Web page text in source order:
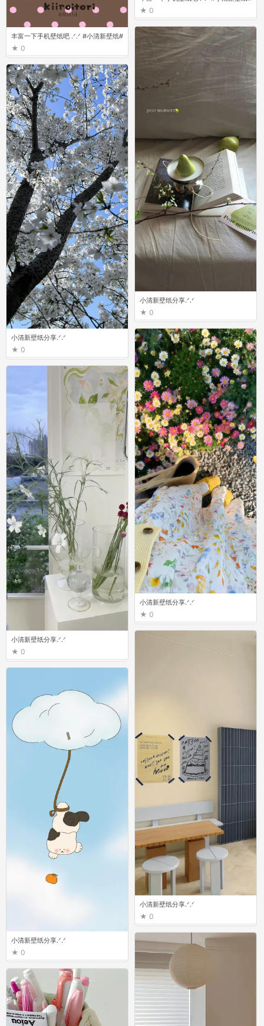
0
丰富一下手机壁纸吧 ‪.ᐟ‪.ᐟ ​​​ #小清新壁纸#
0
小清新壁纸分享.ᐟ.ᐟ
0
小清新壁纸分享.ᐟ.ᐟ
0
小清新壁纸分享.ᐟ.ᐟ
0
小清新壁纸分享.ᐟ.ᐟ
0
小清新壁纸分享.ᐟ.ᐟ
0
小清新壁纸分享.ᐟ.ᐟ
0